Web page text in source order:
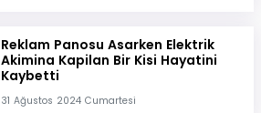
Reklam Panosu Asarken Elektrik
Akimina Kapilan Bir Kisi Hayatini
Kaybetti
31 Ağustos 2024 Cumartesi